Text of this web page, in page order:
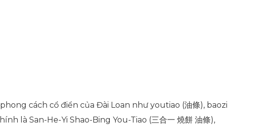
cách cổ điển của Đài Loan như youtiao (油條), baozi
là San-He-Yi Shao-Bing You-Tiao (三合一 燒餅 油條),